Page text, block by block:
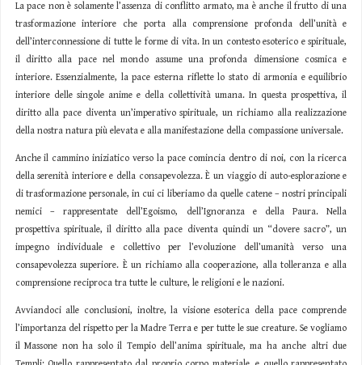
La pace non è solamente l’assenza di conflitto armato, ma è anche il frutto di una
trasformazione interiore che porta alla comprensione profonda dell’unità e
dell’interconnessione di tutte le forme di vita. In un contesto esoterico e spirituale,
il diritto alla pace nel mondo assume una profonda dimensione cosmica e
interiore. Essenzialmente, la pace esterna riflette lo stato di armonia e equilibrio
interiore delle singole anime e della collettività umana. In questa prospettiva, il
diritto alla pace diventa un’imperativo spirituale, un richiamo alla realizzazione
della nostra natura più elevata e alla manifestazione della compassione universale.
Anche il cammino iniziatico verso la pace comincia dentro di noi, con la ricerca
della serenità interiore e della consapevolezza. È un viaggio di auto-esplorazione e
di trasformazione personale, in cui ci liberiamo da quelle catene – nostri principali
nemici – rappresentate dell’Egoismo, dell’Ignoranza e della Paura. Nella
prospettiva spirituale, il diritto alla pace diventa quindi un “dovere sacro”, un
impegno individuale e collettivo per l’evoluzione dell’umanità verso una
consapevolezza superiore. È un richiamo alla cooperazione, alla tolleranza e alla
comprensione reciproca tra tutte le culture, le religioni e le nazioni.
Avviandoci alle conclusioni, inoltre, la visione esoterica della pace comprende
l’importanza del rispetto per la Madre Terra e per tutte le sue creature. Se vogliamo
il Massone non ha solo il Tempio dell’anima spirituale, ma ha anche altri due